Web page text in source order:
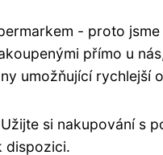
- proto
přímo u
umožňující rychlejší
si nakupování s
dispozici.